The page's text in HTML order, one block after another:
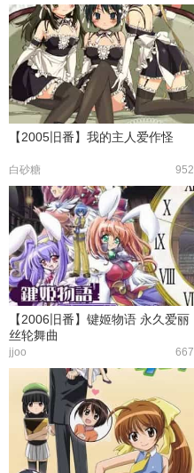
【2005旧番】我的主人爱作怪
952
白砂糖
【2006旧番】键姬物语 永久爱丽
丝轮舞曲
667
jjoo